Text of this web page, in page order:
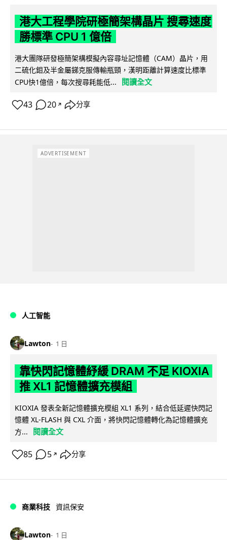
港大工程學院研極簡架構晶片 搜尋速度
勝標準 CPU 1 億倍
港大團隊研發極簡架構模擬內容尋址記憶體（CAM）晶片，用
二硫化鉬及半金屬銻克服傳輸瓶頸，漢明距離計算速度比標準
CPU快1億倍，每次搜尋耗能低...
閱讀全文
43 20 ↗ 分享
ADVERTISEMENT
人工智能
Lawton 1 日
靠快閃記憶體紓緩 DRAM 不足 KIOXIA
推 XL1 記憶體擴充模組
KIOXIA 發表全新記憶體擴充模組 XL1 系列，結合低延遲快閃記
憶體 XL-FLASH 與 CXL 介面，將快閃記憶體轉化為記憶體擴充
方...
閱讀全文
85 5 ↗ 分享
商業科技 資訊保安
Lawton 1 日